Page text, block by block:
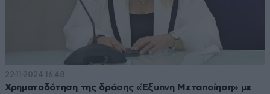
22·11·2024 16:48
Χρηματοδότηση της δράσης «Έξυπνη Μεταποίηση» με